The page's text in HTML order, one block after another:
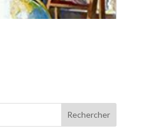
Rechercher